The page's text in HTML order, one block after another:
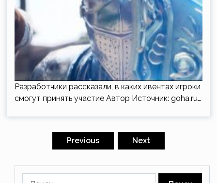
Разработчики рассказали, в каких ивентах игроки
смогут принять участие Автор Источник: goha.ru…
Previous Next